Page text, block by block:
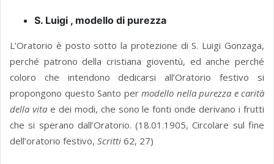
S. Luigi , modello di purezza
L’Oratorio è posto sotto la protezione di S. Luigi Gonzaga,
perché patrono della cristiana gioventù, ed anche perché
coloro che intendono dedicarsi all’Oratorio festivo si
propongono questo Santo per modello nella purezza e carità
della vitae dei modi, che sono le fonti onde derivano i frutti
che si sperano dall’Oratorio. (18.01.1905, Circolare sul fine
dell’oratorio festivo, Scritti 62, 27)